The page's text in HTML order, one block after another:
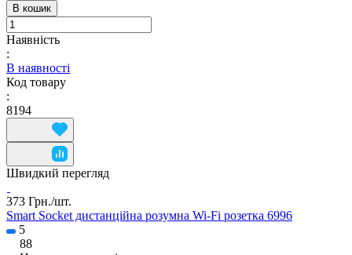
В кошик
Наявність
:
В наявності
Код товару
:
8194
Швидкий перегляд
373 Грн./шт.
Smart Socket дистанційна розумна Wi-Fi розетка 6996
5
88